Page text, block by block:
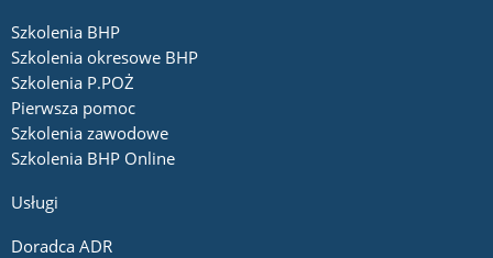
Szkolenia BHP
Szkolenia okresowe BHP
Szkolenia P.POŻ
Pierwsza pomoc
Szkolenia zawodowe
Szkolenia BHP Online
Usługi
Doradca ADR